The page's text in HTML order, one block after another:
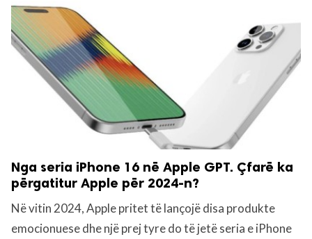
Nga seria iPhone 16 në Apple GPT. Çfarë ka
përgatitur Apple për 2024-n?
Në vitin 2024, Apple pritet të lançojë disa produkte
emocionuese dhe një prej tyre do të jetë seria e iPhone